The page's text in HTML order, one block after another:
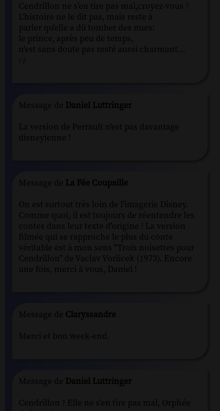
Cendrillon ne s'en tire pas mal,croyez-vous ?
L'histoire ne le dit pas, mais reste à
parier qu'elle a dû tomber des nues:
le prince, après peu de temps,
n'est sans doute pas resté aussi charmant...
:-/
Message de Daniel Luttringer
La version de Perrault n'est pas davantage
disneyienne !
Message de La Fée Coupaille
On est surtout très loin de l'imagerie Disney.
Comme quoi, il est toujours de réentendre les
contes dans leur texte d'origine ! La version
filmée qui se rapproche le plus du conte
véritable est à mon sens "Trois noisettes pour
Cendrillon" de Vaclav Vorlicek (1973). Encore
une fois, merci à vous, Daniel !
Message de Claryssandre
Merci et bon week-end.
Message de Daniel Luttringer
Cendrillon ? Elle ne s'en tire pas mal, Orphée